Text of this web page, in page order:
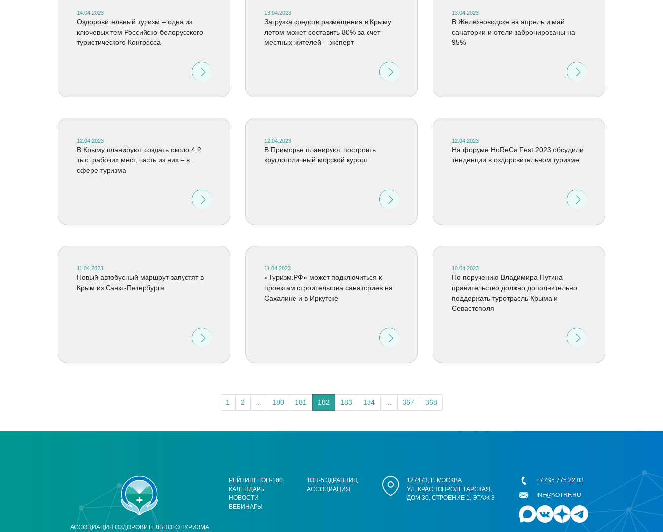
14.04.2023
Оздоровительный туризм – одна из
ключевых тем Российско-белорусского
туристического Конгресса
13.04.2023
Загрузка средств размещения в Крыму
летом может составить 80% за счет
местных жителей – эксперт
13.04.2023
В Железноводске на апрель и май
санатории и отели забронированы на
95%
12.04.2023
В Крыму планируют создать около 4,2
тыс. рабочих мест, часть из них – в
сфере туризма
12.04.2023
В Приморье планируют построить
круглогодичный морской курорт
12.04.2023
На форуме HoReCa Fest 2023 обсудили
тенденции в оздоровительном туризме
11.04.2023
Новый автобусный маршрут запустят в
Крым из Санкт-Петербурга
11.04.2023
«Туризм.РФ» может подключиться к
проектам строительства санаториев на
Сахалине и в Иркутске
10.04.2023
По поручению Владимира Путина
правительство должно дополнительно
поддержать туротрасль Крыма и
Севастополя
1 2 180 181 182 183 184 367 368
АССОЦИАЦИЯ ОЗДОРОВИТЕЛЬНОГО ТУРИЗМА
РЕЙТИНГ ТОП-100
КАЛЕНДАРЬ
НОВОСТИ
ВЕБИНАРЫ
ТОП-5 ЗДРАВНИЦ
АССОЦИАЦИЯ
127473, Г. МОСКВА
УЛ. КРАСНОПРОЛЕТАРСКАЯ,
ДОМ 30, СТРОЕНИЕ 1, ЭТАЖ 3
+7 495 775 22 03
INF@AOTRF.RU